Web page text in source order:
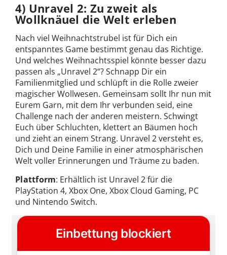
4) Unravel 2: Zu zweit als
Wollknäuel die Welt erleben
Nach viel Weihnachtstrubel ist für Dich ein
entspanntes Game bestimmt genau das Richtige.
Und welches Weihnachtsspiel könnte besser dazu
passen als „Unravel 2“? Schnapp Dir ein
Familienmitglied und schlüpft in die Rolle zweier
magischer Wollwesen. Gemeinsam sollt Ihr nun mit
Eurem Garn, mit dem Ihr verbunden seid, eine
Challenge nach der anderen meistern. Schwingt
Euch über Schluchten, klettert an Bäumen hoch
und zieht an einem Strang. Unravel 2 versteht es,
Dich und Deine Familie in einer atmosphärischen
Welt voller Erinnerungen und Träume zu baden.
Plattform: Erhältlich ist Unravel 2 für die
PlayStation 4, Xbox One, Xbox Cloud Gaming, PC
und Nintendo Switch.